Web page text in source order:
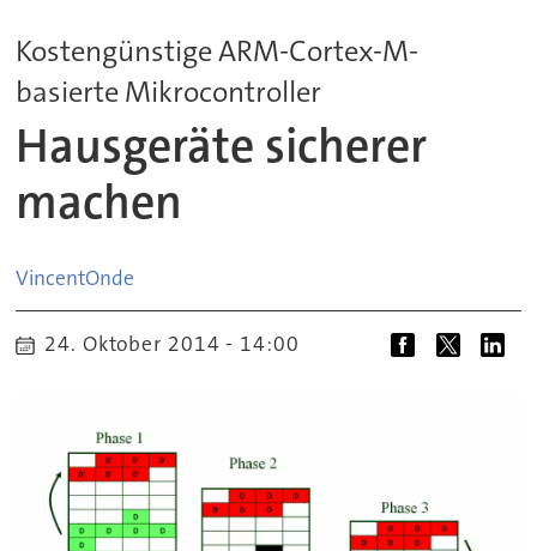
Kostengünstige ARM-Cortex-M-
basierte Mikrocontroller
Hausgeräte sicherer
machen
VincentOnde
24. Oktober 2014 - 14:00